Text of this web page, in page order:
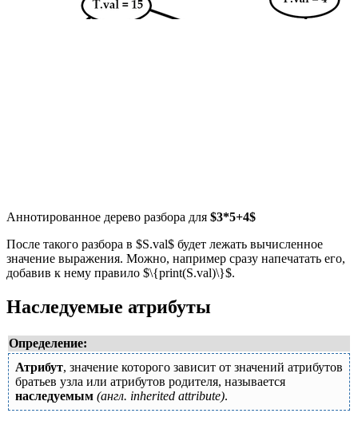
Аннотированное дерево разбора для $3*5+4$
После такого разбора в $S.val$ будет лежать вычисленное
значение выражения. Можно, например сразу напечатать его,
добавив к нему правило $\{print(S.val)\}$.
Наследуемые атрибуты
Определение:
Атрибут, значение которого зависит от значений атрибутов
братьев узла или атрибутов родителя, называется
наследуемым (англ. inherited attribute).